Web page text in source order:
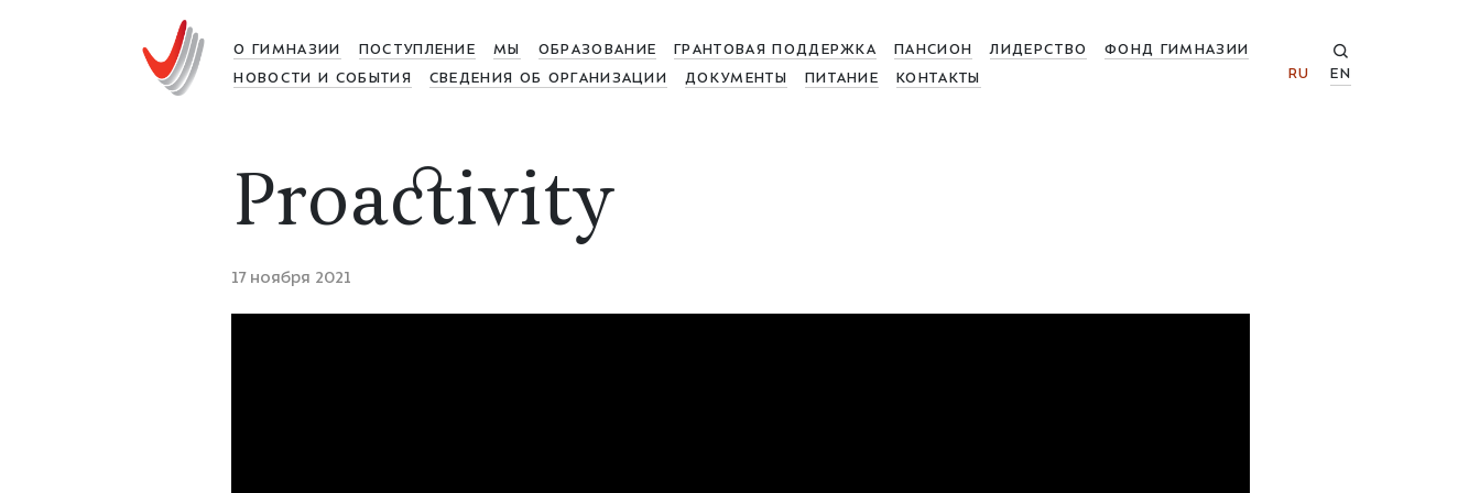
О ГИМНАЗИИ ПОСТУПЛЕНИЕ МЫ ОБРАЗОВАНИЕ ГРАНТОВАЯ ПОДДЕРЖКА ПАНСИОН ЛИДЕРСТВО
ФОНД ГИМНАЗИИ
НОВОСТИ И СОБЫТИЯ
СВЕДЕНИЯ ОБ ОРГАНИЗАЦИИ ДОКУМЕНТЫ ПИТАНИЕ КОНТАКТЫ RU EN
Proactivity
17 ноября 2021